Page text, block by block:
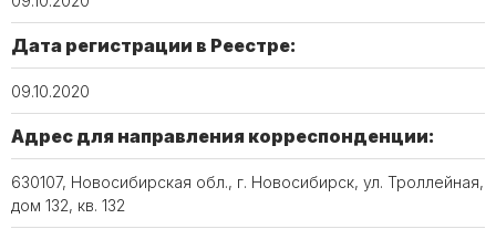
Дата регистрации в Реестре:
09.10.2020
Адрес для направления корреспонденции:
630107, Новосибирская обл., г. Новосибирск, ул. Троллейная,
дом 132, кв. 132